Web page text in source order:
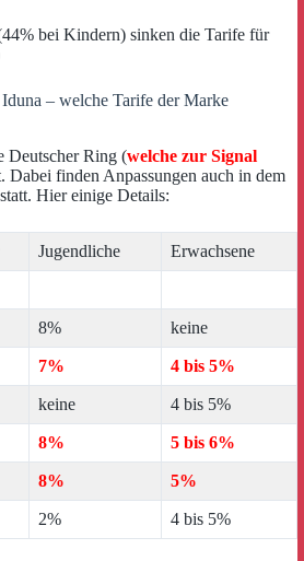
bei Kindern) sinken die Tarife für
– welche Tarife der Marke
Deutscher Ring (welche zur Signal
Dabei finden Anpassungen auch in dem
Hier einige Details:
Jugendliche Erwachsene
8% keine
7% 4 bis 5%
keine 4 bis 5%
8% 5 bis 6%
8% 5%
2%
4 bis 5%